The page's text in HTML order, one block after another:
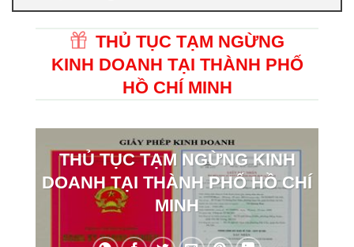
THỦ TỤC TẠM NGỪNG
KINH DOANH TẠI THÀNH PHỐ
HỒ CHÍ MINH
THỦ TỤC TẠM NGỪNG KINH
DOANH TẠI THÀNH PHỐ HỒ CHÍ
MINH